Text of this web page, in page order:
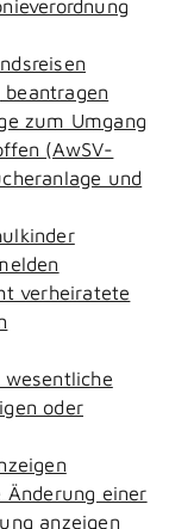
zum Umgang
(AwSV-
und
verheiratete
oder
Änderung einer
anzeigen